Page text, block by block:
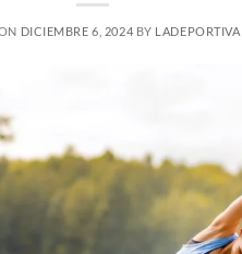
DICIEMBRE 6, 2024 BY LADEPORTIVA